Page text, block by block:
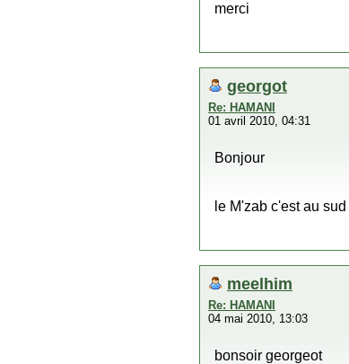
merci
georgot
Re: HAMANI
01 avril 2010, 04:31
Bonjour
le M'zab c'est au
meelhim
Re: HAMANI
04 mai 2010, 13:03
bonsoir georgeot